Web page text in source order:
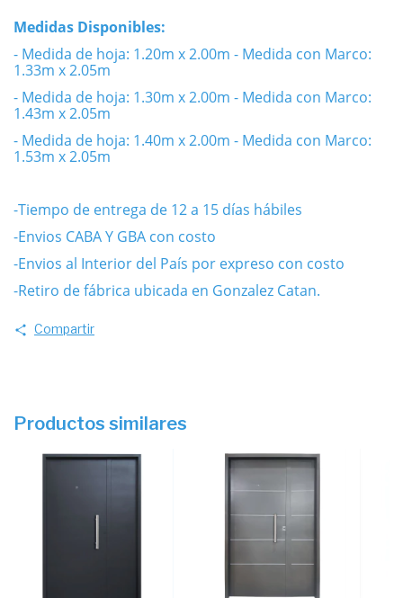
Medidas Disponibles:
- Medida de hoja: 1.20m x 2.00m - Medida con Marco:
1.33m x 2.05m
- Medida de hoja: 1.30m x 2.00m - Medida con Marco:
1.43m x 2.05m
- Medida de hoja: 1.40m x 2.00m - Medida con Marco:
1.53m x 2.05m
-Tiempo de entrega de 12 a 15 días hábiles
-Envios CABA Y GBA con costo
-Envios al Interior del País por expreso con costo
-Retiro de fábrica ubicada en Gonzalez Catan.
Compartir
Productos similares